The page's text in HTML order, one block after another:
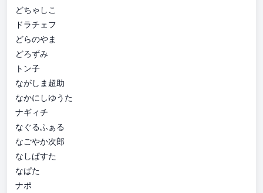
どちゃしこ
ドラチェフ
どらのやま
どろずみ
トン子
ながしま超助
なかにしゆうた
ナギィチ
なぐるふぁる
なごやか次郎
なしぱすた
なぱた
ナポ